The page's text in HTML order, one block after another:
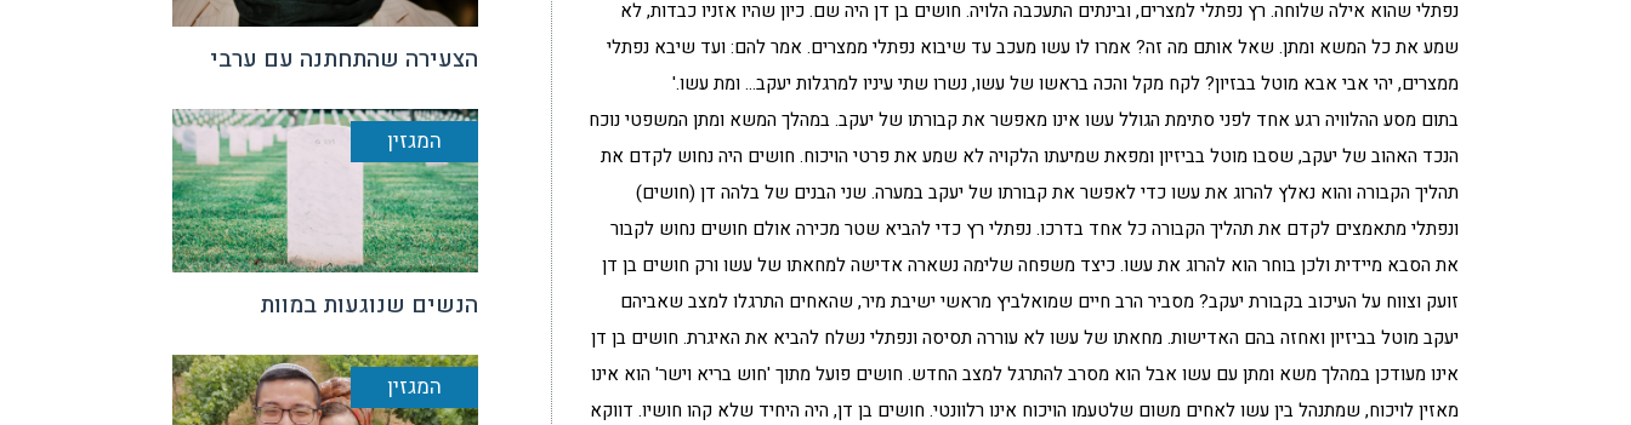
נפתלי שהוא אילה שלוחה. רץ נפתלי למצרים, ובינתים התעכבה הלויה. חושים בן דן היה שם. כיון שהיו אזניו כבדות, לא
שמע את כל המשא ומתן. שאל אותם מה זה? אמרו לו עשו מעכב עד שיבוא נפתלי ממצרים. אמר להם: ועד שיבא נפתלי
ממצרים, יהי אבי אבא מוטל בבזיון? לקח מקל והכה בראשו של עשו, נשרו שתי עיניו למרגלות יעקב… ומת עשו.'
בתום מסע ההלוויה רגע אחד לפני סתימת הגולל עשו אינו מאפשר את קבורתו של יעקב. במהלך המשא ומתן המשפטי נוכח
הנכד האהוב של יעקב, שסבו מוטל בביזיון ומפאת שמיעתו הלקויה לא שמע את פרטי הויכוח. חושים היה נחוש לקדם את
תהליך הקבורה והוא נאלץ להרוג את עשו כדי לאפשר את קבורתו של יעקב במערה. שני הבנים של בלהה דן (חושים)
ונפתלי מתאמצים לקדם את תהליך הקבורה כל אחד בדרכו. נפתלי רץ כדי להביא שטר מכירה אולם חושים נחוש לקבור
את הסבא מיידית ולכן בוחר הוא להרוג את עשו. כיצד משפחה שלימה נשארה אדישה למחאתו של עשו ורק חושים בן דן
זועק וצווח על העיכוב בקבורת יעקב? מסביר הרב חיים שמואלביץ מראשי ישיבת מיר, שהאחים התרגלו למצב שאביהם
יעקב מוטל בביזיון ואחזה בהם האדישות. מחאתו של עשו לא עוררה תסיסה ונפתלי נשלח להביא את האיגרת. חושים בן דן
אינו מעודכן במהלך משא ומתן עם עשו אבל הוא מסרב להתרגל למצב החדש. חושים פועל מתוך 'חוש בריא וישר' הוא אינו
מאזין לויכוח, שמתנהל בין עשו לאחים משום שלטעמו הויכוח אינו רלוונטי. חושים בן דן, היה היחיד שלא קהו חושיו. דווקא
הצעירה שהתחתנה עם ערבי
המגזין
הנשים שנוגעות במוות
המגזין